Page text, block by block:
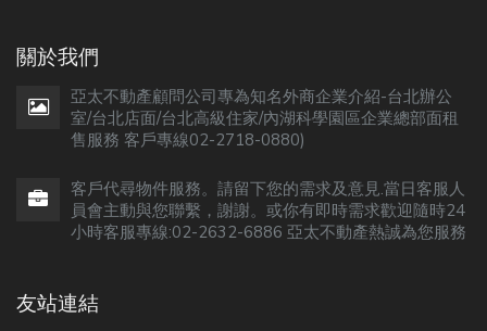
關於我們
亞太不動產顧問公司專為知名外商企業介紹-台北辦公
室/台北店面/台北高級住家/內湖科學園區企業總部面租
售服務 客戶專線02-2718-0880)
客戶代尋物件服務。請留下您的需求及意見.當日客服人
員會主動與您聯繫，謝謝。或你有即時需求歡迎隨時24
小時客服專線:02-2632-6886 亞太不動產熱誠為您服務
友站連結